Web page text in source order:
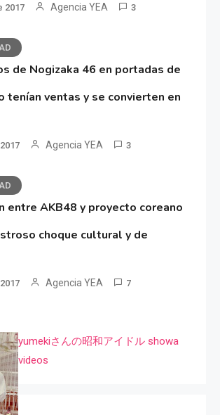
2017 Agencia YEA 3
de Nogizaka 46 en portadas de
tenían ventas y se convierten en
Agencia YEA 3
entre AKB48 y proyecto coreano
choque cultural y de
Agencia YEA 7
yumekiさんの昭和アイドル showa
videos